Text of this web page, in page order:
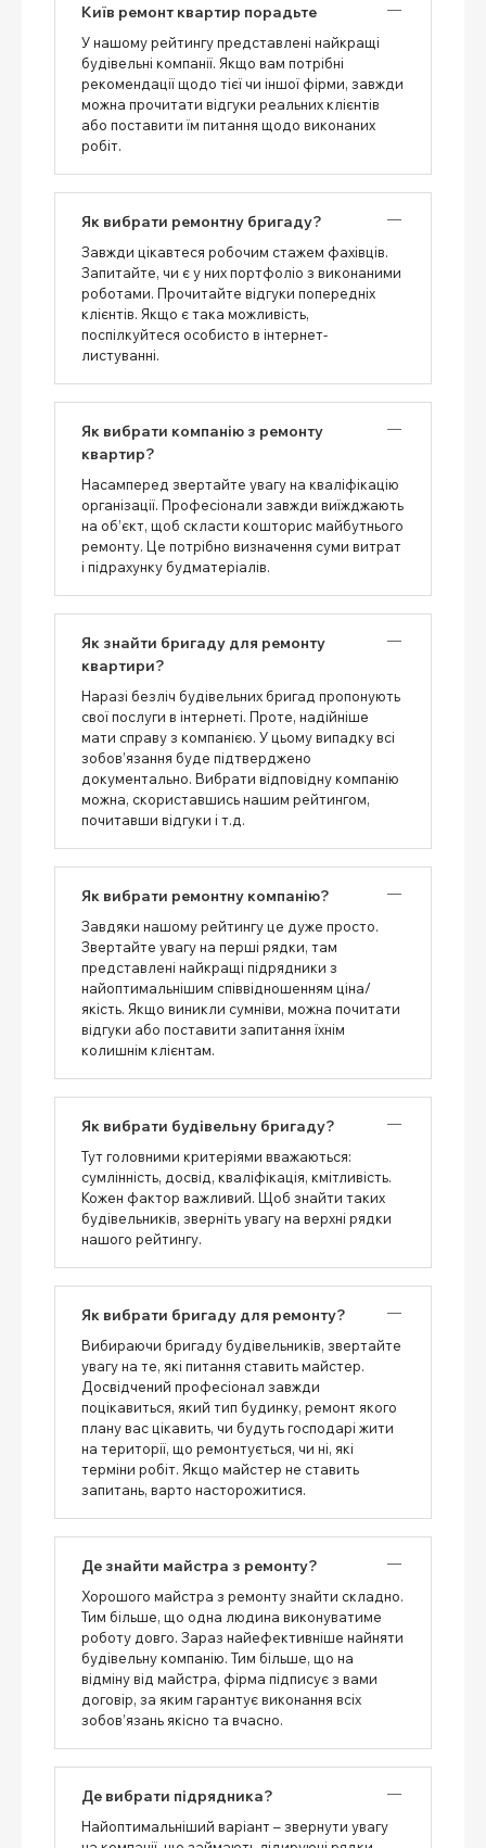
Київ ремонт квартир порадьте
У нашому рейтингу представлені найкращі
будівельні компанії. Якщо вам потрібні
рекомендації щодо тієї чи іншої фірми, завжди
можна прочитати відгуки реальних клієнтів
або поставити їм питання щодо виконаних
робіт.
Як вибрати ремонтну бригаду?
Завжди цікавтеся робочим стажем фахівців.
Запитайте, чи є у них портфоліо з виконаними
роботами. Прочитайте відгуки попередніх
клієнтів. Якщо є така можливість,
поспілкуйтеся особисто в інтернет-
листуванні.
Як вибрати компанію з ремонту
квартир?
Насамперед звертайте увагу на кваліфікацію
організації. Професіонали завжди виїжджають
на об’єкт, щоб скласти кошторис майбутнього
ремонту. Це потрібно визначення суми витрат
і підрахунку будматеріалів.
Як знайти бригаду для ремонту
квартири?
Наразі безліч будівельних бригад пропонують
свої послуги в інтернеті. Проте, надійніше
мати справу з компанією. У цьому випадку всі
зобов’язання буде підтверджено
документально. Вибрати відповідну компанію
можна, скориставшись нашим рейтингом,
почитавши відгуки і т.д.
Як вибрати ремонтну компанію?
Завдяки нашому рейтингу це дуже просто.
Звертайте увагу на перші рядки, там
представлені найкращі підрядники з
найоптимальнішим співвідношенням ціна/
якість. Якщо виникли сумніви, можна почитати
відгуки або поставити запитання їхнім
колишнім клієнтам.
Як вибрати будівельну бригаду?
Тут головними критеріями вважаються:
сумлінність, досвід, кваліфікація, кмітливість.
Кожен фактор важливий. Щоб знайти таких
будівельників, зверніть увагу на верхні рядки
нашого рейтингу.
Як вибрати бригаду для ремонту?
Вибираючи бригаду будівельників, звертайте
увагу на те, які питання ставить майстер.
Досвідчений професіонал завжди
поцікавиться, який тип будинку, ремонт якого
плану вас цікавить, чи будуть господарі жити
на території, що ремонтується, чи ні, які
терміни робіт. Якщо майстер не ставить
запитань, варто насторожитися.
Де знайти майстра з ремонту?
Хорошого майстра з ремонту знайти складно.
Тим більше, що одна людина виконуватиме
роботу довго. Зараз найефективніше найняти
будівельну компанію. Тим більше, що на
відміну від майстра, фірма підписує з вами
договір, за яким гарантує виконання всіх
зобов’язань якісно та вчасно.
Де вибрати підрядника?
Найоптимальніший варіант – звернути увагу